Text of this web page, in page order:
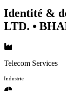
Identité &
LTD. •
Telecom Services
Industrie